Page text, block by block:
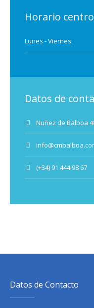
Horario centro
Lunes - Viernes:
Datos de
Nuñez de Balboa
(+34) 91 444 98 67
Datos de Contacto